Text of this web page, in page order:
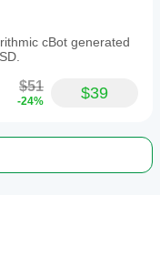
cBot generated
$51
-24% $39